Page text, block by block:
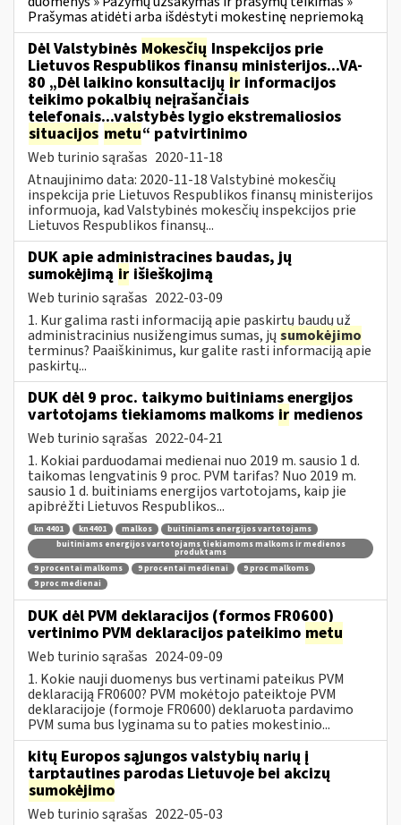
Prašymas atidėti arba išdėstyti mokestinę nepriemoką
Dėl Valstybinės Mokesčių Inspekcijos prie
Lietuvos Respublikos finansų ministerijos...VA-
80 „Dėl laikino konsultacijų ir informacijos
teikimo pokalbių neįrašančiais
telefonais...valstybės lygio ekstremaliosios
situacijos metu“ patvirtinimo
Web turinio sąrašas 2020-11-18
Atnaujinimo data: 2020-11-18 Valstybinė mokesčių
inspekcija prie Lietuvos Respublikos finansų ministerijos
informuoja, kad Valstybinės mokesčių inspekcijos prie
Lietuvos Respublikos finansų...
DUK apie administracines baudas, jų
sumokėjimą ir išieškojimą
Web turinio sąrašas 2022-03-09
1. Kur galima rasti informaciją apie paskirtų baudų už
administracinius nusižengimus sumas, jų sumokėjimo
terminus? Paaiškinimus, kur galite rasti informaciją apie
paskirtų...
DUK dėl 9 proc. taikymo buitiniams energijos
vartotojams tiekiamoms malkoms ir medienos
Web turinio sąrašas 2022-04-21
1. Kokiai parduodamai medienai nuo 2019 m. sausio 1 d.
taikomas lengvatinis 9 proc. PVM tarifas? Nuo 2019 m.
sausio 1 d. buitiniams energijos vartotojams, kaip jie
apibrėžti Lietuvos Respublikos...
kn 4401 kn4401 malkos
buitiniams energijos vartotojams
buitiniams energijos vartotojams tiekiamoms malkoms ir medienos
produktams
9 procentai malkoms
9 procentai medienai
9 proc malkoms
9 proc medienai
DUK dėl PVM deklaracijos (formos FR0600)
vertinimo PVM deklaracijos pateikimo metu
Web turinio sąrašas 2024-09-09
1. Kokie nauji duomenys bus vertinami pateikus PVM
deklaraciją FR0600? PVM mokėtojo pateiktoje PVM
deklaracijoje (formoje FR0600) deklaruota pardavimo
PVM suma bus lyginama su to paties mokestinio...
kitų Europos sąjungos valstybių narių į
tarptautines parodas Lietuvoje bei akcizų
sumokėjimo
Web turinio sąrašas 2022-05-03